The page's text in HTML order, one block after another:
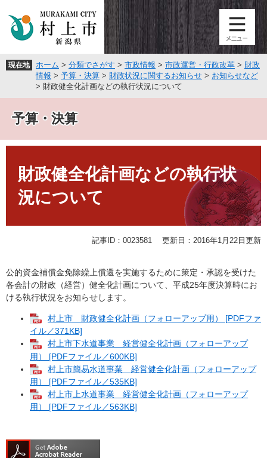
頭
飛
へ
現在地 ホーム > 分類でさがす > 市政情報 > 市政運営・行政改革 > 財政
情報 > 予算・決算 > 財政状況に関するお知らせ > お知らせなど
> 財政健全化計画などの執行状況について
予算・決算
財政健全化計画などの執行状
況について
記事ID：0023581 更新日：2016年1月22日更新
公的資金補償金免除繰上償還を実施するために策定・承認を受けた
各会計の財政（経営）健全化計画について、平成25年度決算時にお
ける執行状況をお知らせします。
村上市 財政健全化計画（フォローアップ用） [PDFファ
イル／371KB]
村上市下水道事業 経営健全化計画（フォローアップ
用） [PDFファイル／600KB]
村上市簡易水道事業 経営健全化計画（フォローアップ
用） [PDFファイル／535KB]
村上市上水道事業 経営健全化計画（フォローアップ
用） [PDFファイル／563KB]